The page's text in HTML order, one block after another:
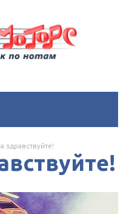
здравствуйте!